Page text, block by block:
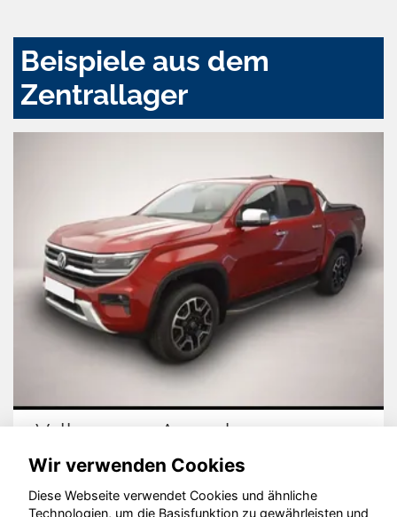
Beispiele aus dem
Zentrallager
Volkswagen Amarok
Wir verwenden Cookies
Diese Webseite verwendet Cookies und ähnliche
Technologien, um die Basisfunktion zu gewährleisten und